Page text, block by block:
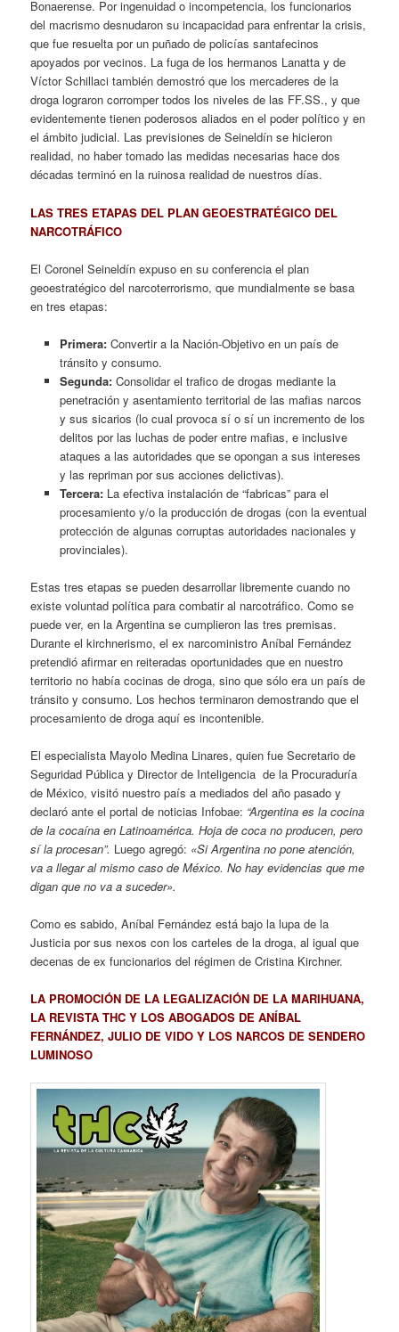
Bonaerense. Por ingenuidad o incompetencia, los funcionarios
del macrismo desnudaron su incapacidad para enfrentar la crisis,
que fue resuelta por un puñado de policías santafecinos
apoyados por vecinos. La fuga de los hermanos Lanatta y de
Víctor Schillaci también demostró que los mercaderes de la
droga lograron corromper todos los niveles de las FF.SS., y que
evidentemente tienen poderosos aliados en el poder político y en
el ámbito judicial. Las previsiones de Seineldín se hicieron
realidad, no haber tomado las medidas necesarias hace dos
décadas terminó en la ruinosa realidad de nuestros días.
LAS TRES ETAPAS DEL PLAN GEOESTRATÉGICO DEL
NARCOTRÁFICO
El Coronel Seineldín expuso en su conferencia el plan
geoestratégico del narcoterrorismo, que mundialmente se basa
en tres etapas:
Primera: Convertir a la Nación-Objetivo en un país de
tránsito y consumo.
Segunda: Consolidar el trafico de drogas mediante la
penetración y asentamiento territorial de las mafias narcos
y sus sicarios (lo cual provoca sí o sí un incremento de los
delitos por las luchas de poder entre mafias, e inclusive
ataques a las autoridades que se opongan a sus intereses
y las repriman por sus acciones delictivas).
Tercera: La efectiva instalación de “fabricas” para el
procesamiento y/o la producción de drogas (con la eventual
protección de algunas corruptas autoridades nacionales y
provinciales).
Estas tres etapas se pueden desarrollar libremente cuando no
existe voluntad política para combatir al narcotráfico. Como se
puede ver, en la Argentina se cumplieron las tres premisas.
Durante el kirchnerismo, el ex narcoministro Aníbal Fernández
pretendió afirmar en reiteradas oportunidades que en nuestro
territorio no había cocinas de droga, sino que sólo era un país de
tránsito y consumo. Los hechos terminaron demostrando que el
procesamiento de droga aquí es incontenible.
El especialista Mayolo Medina Linares, quien fue Secretario de
Seguridad Pública y Director de Inteligencia de la Procuraduría
de México, visitó nuestro país a mediados del año pasado y
declaró ante el portal de noticias Infobae: “Argentina es la cocina
de la cocaína en Latinoamérica. Hoja de coca no producen, pero
sí la procesan”. Luego agregó: «Si Argentina no pone atención,
va a llegar al mismo caso de México. No hay evidencias que me
digan que no va a suceder».
Como es sabido, Aníbal Fernández está bajo la lupa de la
Justicia por sus nexos con los carteles de la droga, al igual que
decenas de ex funcionarios del régimen de Cristina Kirchner.
LA PROMOCIÓN DE LA LEGALIZACIÓN DE LA MARIHUANA,
LA REVISTA THC Y LOS ABOGADOS DE ANÍBAL
FERNÁNDEZ, JULIO DE VIDO Y LOS NARCOS DE SENDERO
LUMINOSO